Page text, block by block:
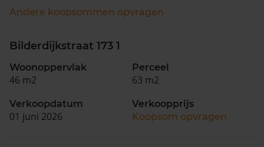
Andere koopsommen opvragen
Bilderdijkstraat 173 1
Woonoppervlak
46 m2
Perceel
63 m2
Verkoopdatum
01 juni 2026
Verkoopprijs
Koopsom opvragen